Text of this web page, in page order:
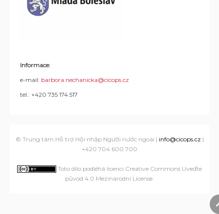
Informace:
e-mail: barbora.nechanicka@cicops.cz
tel.: +420 735 174 517
© Trung tâm Hỗ trợ Hội nhập Người nước ngoài | info@cicops.cz |
+420 704 600 700
Toto dílo podléhá licenci Creative Commons Uveďte
původ 4.0 Mezinárodní License.